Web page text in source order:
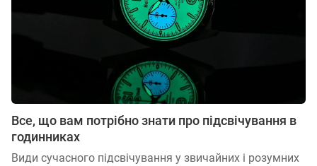
Все, що вам потрібно знати про підсвічування в
годинниках
Види сучасного підсвічування у звичайних і розумних